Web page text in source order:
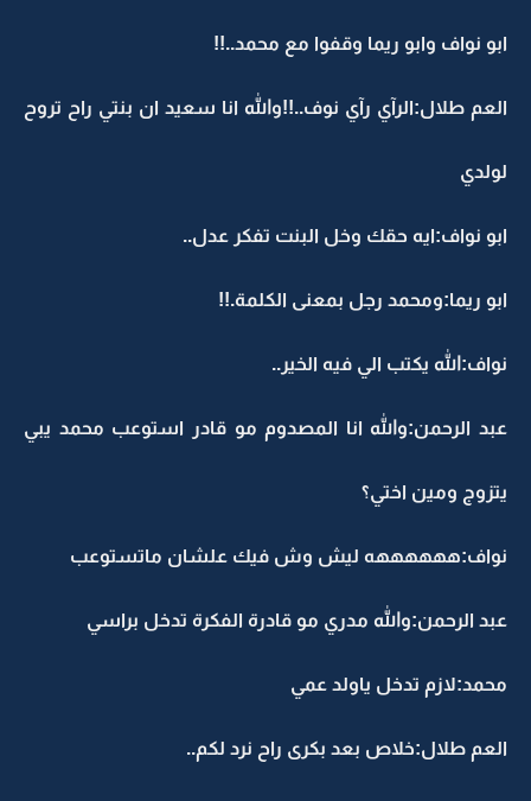
ابو نواف وابو ريما وقفوا مع محمد..!!
العم طلال:الرآي رآي نوف..!!والله انا سعيد ان بنتي راح تروح
لولدي
ابو نواف:ايه حقك وخل البنت تفكر عدل..
ابو ريما:ومحمد رجل بمعنى الكلمة.!!
نواف:الله يكتب الي فيه الخير..
عبد الرحمن:والله انا المصدوم مو قادر استوعب محمد يبي
يتزوج ومين اختي؟
نواف:ههههههه ليش وش فيك علشان ماتستوعب
عبد الرحمن:والله مدري مو قادرة الفكرة تدخل براسي
محمد:لازم تدخل ياولد عمي
العم طلال:خلاص بعد بكرى راح نرد لكم..